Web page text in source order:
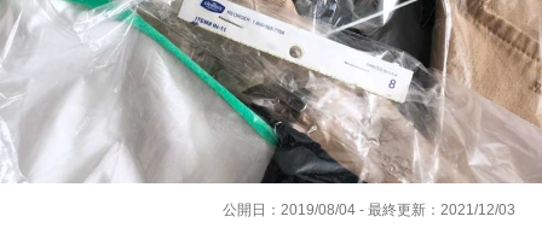
公開日：2019/08/04 - 最終更新：2021/12/03